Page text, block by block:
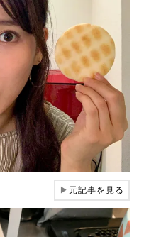
▶元記事を見る